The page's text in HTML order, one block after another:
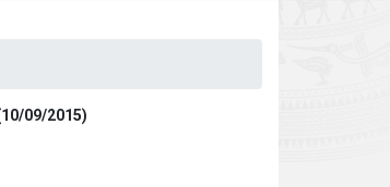
09/2015)